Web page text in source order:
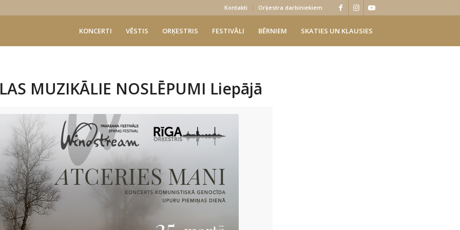
Kontakti Orķestra darbiniekiem
KONCERTI VĒSTIS ORĶESTRIS FESTIVĀLI BĒRNIEM SKATIES UN KLAUSIES
MUZIKĀLIE NOSLĒPUMI Liepājā